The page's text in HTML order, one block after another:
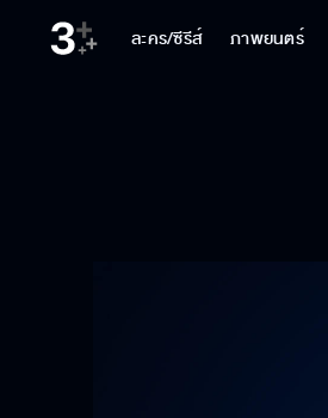
ละคร/ซีรีส์ ภาพยนตร์